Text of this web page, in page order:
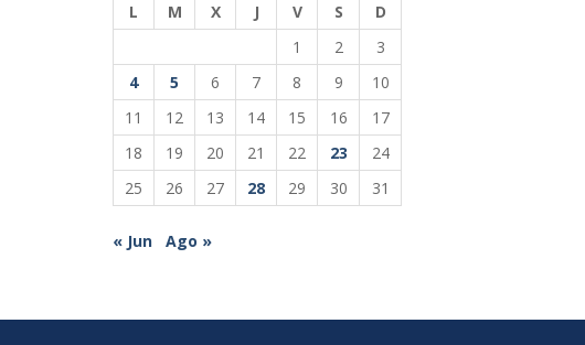
L
M X J V S
D
1
2
3
4
5 6 7 8 9
10
11
12 13 14 15 16
17
18
19 20 21 22 23
24
25
26 27 28 29 30 31
« Jun Ago »